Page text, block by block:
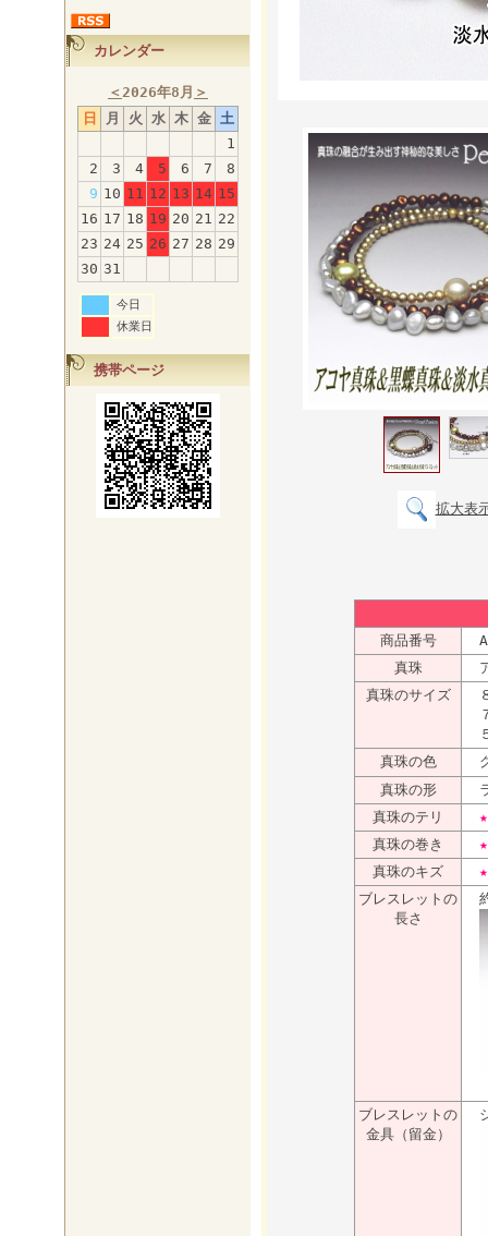
カレンダー
＜2026年8月 ＞
日
月 火 水 木 金 土
1
2
3 4 5 6 7
8
9 10 11 12 13 14 15
16 17 18 19 20 21 22
23 24 25 26 27 28 29
30 31
今日
休業日
携帯ページ
拡大表
商品番号
真珠
真珠のサイズ
真珠の色
真珠の形
真珠のテリ
真珠の巻き
真珠のキズ
ブレスレットの
長さ
ブレスレットの
金具（留金）